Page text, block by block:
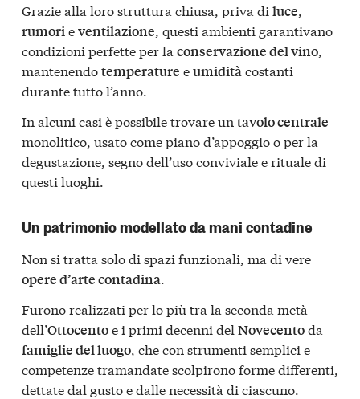
Grazie alla loro struttura chiusa, priva di luce,
rumorieventilazione, questi ambienti garantivano
condizioni perfette per la conservazione del vino,
mantenendotemperature eumiditàcostanti
durante tutto l’anno.
In alcuni casi è possibile trovare un tavolo centrale
monolitico, usato come piano d’appoggio o per la
degustazione, segno dell’uso conviviale e rituale di
questi luoghi.
Un patrimonio modellato da mani contadine
Non si tratta solo di spazi funzionali, ma di vere
opere d’arte contadina.
Furono realizzati per lo più tra la seconda metà
dell’Ottocentoe i primi decenni del Novecentoda
famiglie del luogo , che con strumenti semplici e
competenze tramandate scolpirono forme differenti,
dettate dal gusto e dalle necessità di ciascuno.